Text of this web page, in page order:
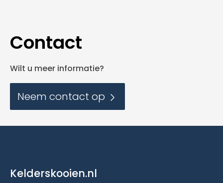
Contact
Wilt u meer informatie?
Neem contact op
Kelderskooien.nl